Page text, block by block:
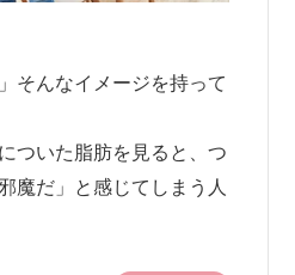
そんなイメージを持って
ついた脂肪を見ると、つ
魔だ」と感じてしまう人